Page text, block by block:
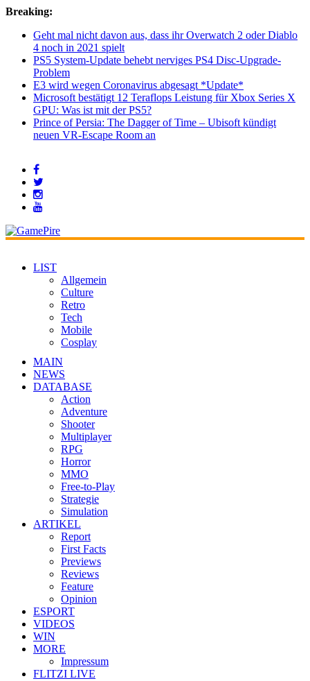
Breaking:
Geht mal nicht davon aus, dass ihr Overwatch 2 oder Diablo
4 noch in 2021 spielt
PS5 System-Update behebt nerviges PS4 Disc-Upgrade-
Problem
E3 wird wegen Coronavirus abgesagt *Update*
Microsoft bestätigt 12 Teraflops Leistung für Xbox Series X
GPU: Was ist mit der PS5?
Prince of Persia: The Dagger of Time – Ubisoft kündigt
neuen VR-Escape Room an
LIST
Allgemein
Culture
Retro
Tech
Mobile
Cosplay
MAIN
NEWS
DATABASE
Action
Adventure
Shooter
Multiplayer
RPG
Horror
MMO
Free-to-Play
Strategie
Simulation
ARTIKEL
Report
First Facts
Previews
Reviews
Feature
Opinion
ESPORT
VIDEOS
WIN
MORE
Impressum
FLITZI LIVE